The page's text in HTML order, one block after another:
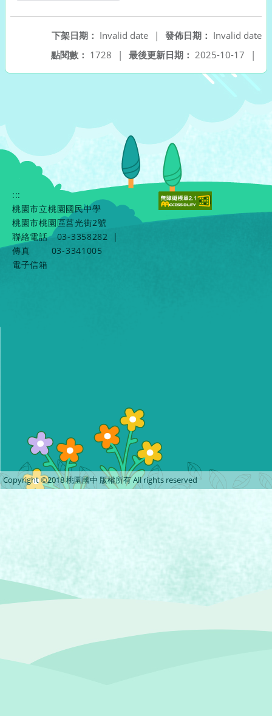
發佈日期： Invalid date
下架日期： Invalid date
|
最後更新日期： 2025-10-17 |
點閱數： 1728 |
:::
桃園市立桃園國民中學
桃園市桃園區莒光街2號
聯絡電話
03-3358282
|
傳真
03-3341005
電子信箱
Copyright ©2018 桃園國中 版權所有 All rights reserved